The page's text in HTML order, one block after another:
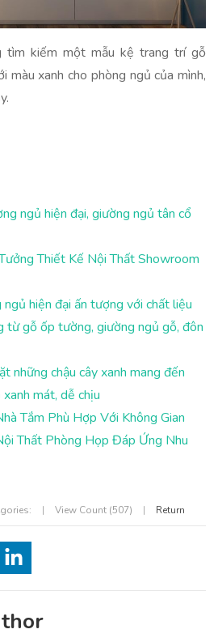
tìm kiếm một mẫu kệ trang trí gỗ
màu xanh cho phòng ngủ của mình,
ngủ hiện đại, giường ngủ tân cổ
Thiết Kế Nội Thất Showroom
hiện đại ấn tượng với chất liệu
từ gỗ ốp tường, giường ngủ gỗ, đôn
những chậu cây xanh mang đến
mát, dễ chịu
Tắm Phù Hợp Với Không Gian
Thất Phòng Họp Đáp Ứng Nhu
| View Count (507) | Return